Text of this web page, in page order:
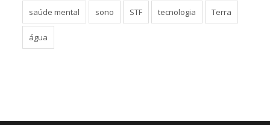
saúde mental sono STF tecnologia Terra
água